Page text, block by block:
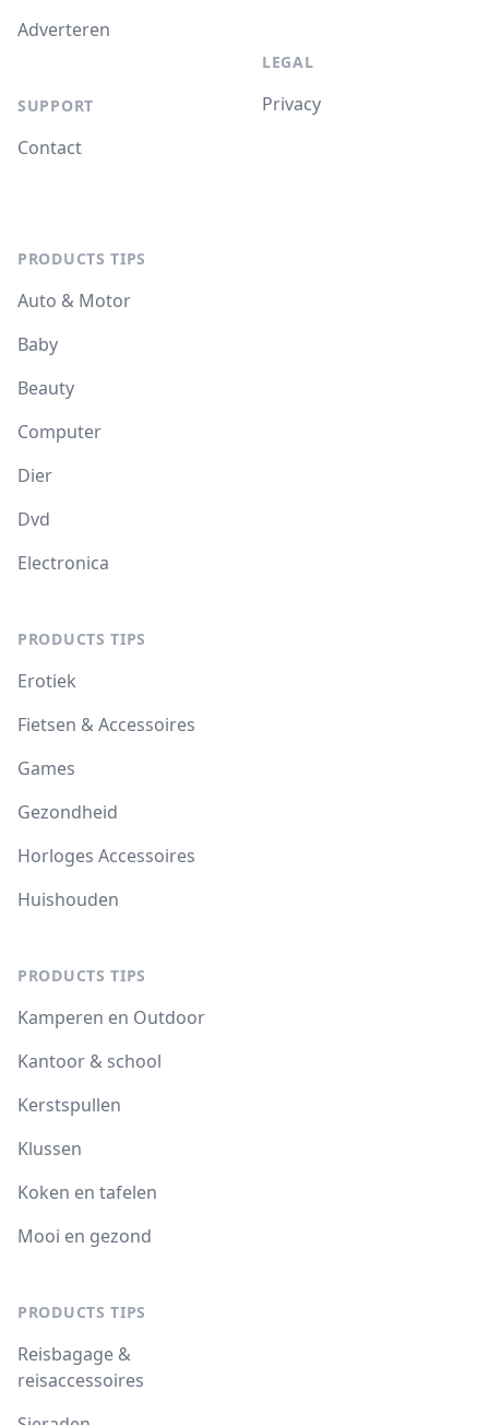
Adverteren
SUPPORT
Contact
LEGAL
Privacy
PRODUCTS TIPS
Auto & Motor
Baby
Beauty
Computer
Dier
Dvd
Electronica
PRODUCTS TIPS
Erotiek
Fietsen & Accessoires
Games
Gezondheid
Horloges Accessoires
Huishouden
PRODUCTS TIPS
Kamperen en Outdoor
Kantoor & school
Kerstspullen
Klussen
Koken en tafelen
Mooi en gezond
PRODUCTS TIPS
Reisbagage &
reisaccessoires